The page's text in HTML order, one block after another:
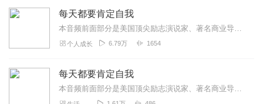
每天都要肯定自我
本音频前面部分是美国顶尖励志演说家、著名商业导师斯吉.罗斯演讲的。在40多年职业生涯中，以其著名的“激情人生”主题演讲感动了成千上万的人。教导人们开始充满激情地...
个人成长 6.79万 1654
每天都要肯定自我
本音频前面部分是美国顶尖励志演说家、著名商业导师斯吉.罗斯演讲的。在40多年职业生涯中，以其著名的“激情人生”主题演讲感动了成千上万的人。教导人们开始充满激情地...